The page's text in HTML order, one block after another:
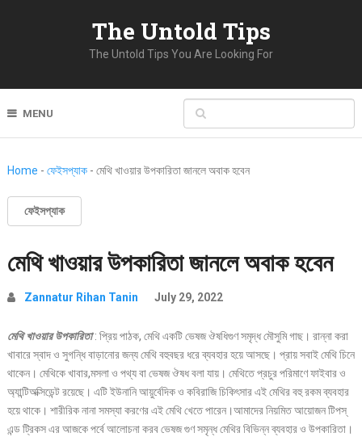
The Untold Tips
The Untold Tips You Are Looking For
MENU
Home - ফেইসপ্যাক- মেথি খাওয়ার উপকারিতা জানলে অবাক হবেন
ফেইসপ্যাক
মেথি খাওয়ার উপকারিতা জানলে অবাক হবেন
Zannatur Rihan Tanin July 29, 2022
মেথি খাওয়ার উপকারিতা: প্রিয় পাঠক, মেথি একটি ভেষজ ঔষধিগুণ সমৃদ্ধ মৌসুমি গাছ। রান্না করা
খাবারে স্বাদ ও সুগন্ধি বাড়ানোর জন্য মেথি বহুবছর ধরে ব্যবহার হয়ে আসছে। প্রায় সবাই মেথি চিনে
থাকেন। মেথিকে খাবার,মসলা ও পথ্য বা ভেষজ ঔষধ বলা যায়। মেথিতে প্রচুর পরিমাণে ফাইবার ও
অ্যান্টিঅক্সিডেন্ট রয়েছে। এটি ইউনানি আয়ুর্বেদিক ও কবিরাজি চিকিৎসার এই মেথির বহু রকম ব্যবহার
হয়ে থাকে। শারীরিক নানা সমস্যা করণের এই মেথি খেতে পারেন।আমাদের নিয়মিত আয়োজন টিপস্
এন্ড ট্রিকস এর আজকে পর্বে আলোচনা করব ভেষজ গুণ সমৃন্ধ মেথির বিভিন্ন ব্যবহার ও উপকারিতা।